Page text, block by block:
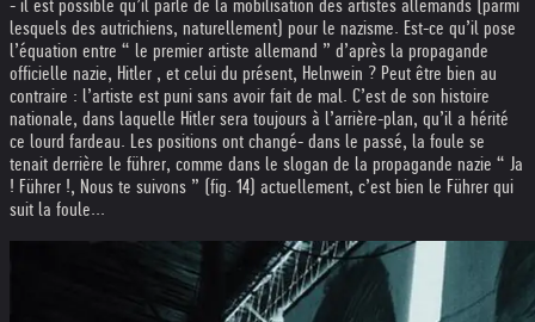
- il est possible qu’il parle de la mobilisation des artistes allemands (parmi
lesquels des autrichiens, naturellement) pour le nazisme. Est-ce qu’il pose
l’équation entre “ le premier artiste allemand ” d’après la propagande
officielle nazie, Hitler , et celui du présent, Helnwein ? Peut être bien au
contraire : l’artiste est puni sans avoir fait de mal. C’est de son histoire
nationale, dans laquelle Hitler sera toujours à l’arrière-plan, qu’il a hérité
ce lourd fardeau. Les positions ont changé- dans le passé, la foule se
tenait derrière le führer, comme dans le slogan de la propagande nazie “ Ja
! Führer !, Nous te suivons ” (fig. 14) actuellement, c’est bien le Führer qui
suit la foule...